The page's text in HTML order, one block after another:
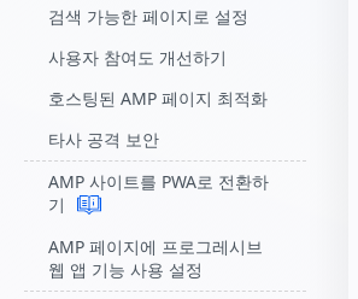
검색 가능한 페이지로 설정
사용자 참여도 개선하기
호스팅된 AMP 페이지 최적화
타사 공격 보안
AMP 사이트를 PWA로 전환하
기
AMP 페이지에 프로그레시브
웹 앱 기능 사용 설정